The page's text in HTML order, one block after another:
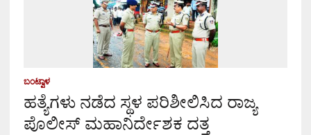
ಬಂಟ್ವಾಳ
ಹತ್ಯೆಗಳು ನಡೆದ ಸ್ಥಳ ಪರಿಶೀಲಿಸಿದ ರಾಜ್ಯ
ಪೊಲೀಸ್ ಮಹಾನಿರ್ದೇಶಕ ದತ್ತ